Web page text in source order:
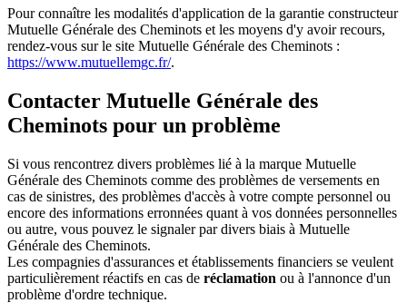
Pour connaître les modalités d'application de la garantie constructeur
Mutuelle Générale des Cheminots et les moyens d'y avoir recours,
rendez-vous sur le site Mutuelle Générale des Cheminots :
https://www.mutuellemgc.fr/.
Contacter Mutuelle Générale des
Cheminots pour un problème
Si vous rencontrez divers problèmes lié à la marque Mutuelle
Générale des Cheminots comme des problèmes de versements en
cas de sinistres, des problèmes d'accès à votre compte personnel ou
encore des informations erronnées quant à vos données personnelles
ou autre, vous pouvez le signaler par divers biais à Mutuelle
Générale des Cheminots.
Les compagnies d'assurances et établissements financiers se veulent
particulièrement réactifs en cas de réclamation ou à l'annonce d'un
problème d'ordre technique.